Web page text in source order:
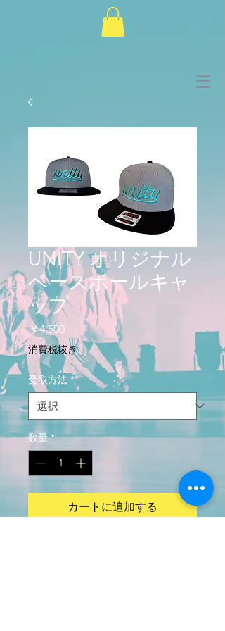
UNITY オリジナル
ベースボールキャ
ップ
￥4,500価
格
消費税抜き
受取方法 *
数量 *
カートに追加する